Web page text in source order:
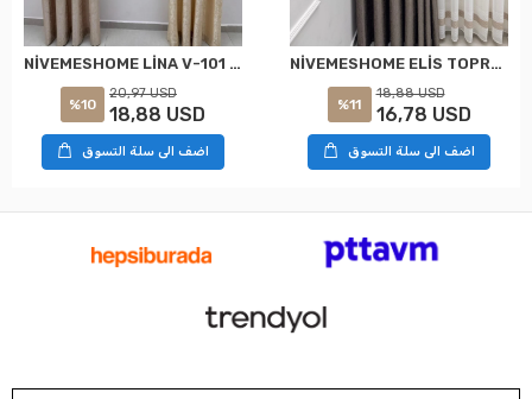
NİVEMESHOME LİNA V-101 KREM 1/3 PİLELİ FON PERDE
%10
20,97 USD
18,88 USD
اضف الى سلة التسوق
NİVEMESHOME ELİS TOPRAK FON PERDE 1/3 SIK PİLELİ PERDE APM
%11
18,88 USD
16,78 USD
اضف الى سلة التسوق